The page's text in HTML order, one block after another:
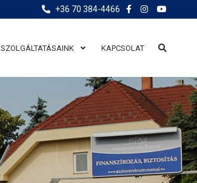
+36 70 384-4466
SZOLGÁLTATÁSAINK KAPCSOLAT